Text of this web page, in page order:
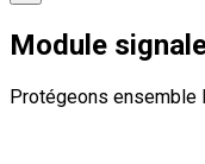
Module
Protégeons ensemble